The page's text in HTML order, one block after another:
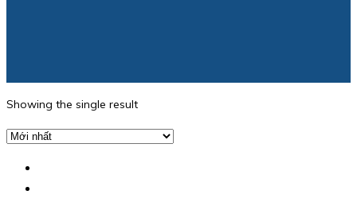
Showing the single result